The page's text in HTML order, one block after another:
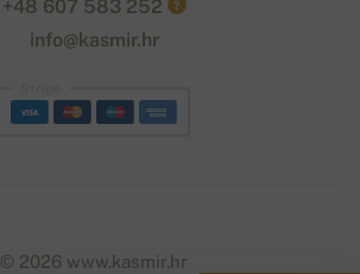
+48 607 583 252 ?
info@kasmir.hr
© 2026 www.kasmir.hr